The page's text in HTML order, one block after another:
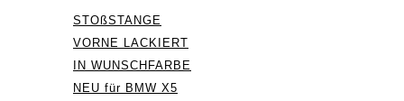
STOßSTANGE
VORNE LACKIERT
IN WUNSCHFARBE
NEU für BMW X5